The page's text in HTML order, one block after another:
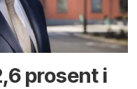
prosent i